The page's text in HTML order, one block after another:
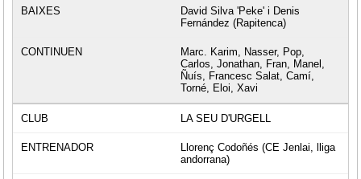
David Silva 'Peke' i Denis
Fernández (Rapitenca)
Marc. Karim, Nasser, Pop,
Carlos, Jonathan, Fran, Manel,
Ñuís, Francesc Salat, Camí,
Torné, Eloi, Xavi
LA SEU D'URGELL
Llorenç Codoñés (CE Jenlai, lliga
andorrana)